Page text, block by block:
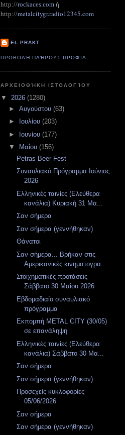
http://rockaces.com ή
http://metalcitygr.radio12345.com
EL PRAKT
ΠΡΟΒΟΛΉ ΠΛΉΡΟΥΣ ΠΡΟΦΊΛ
ΑΡΧΕΙΟΘΉΚΗ ΙΣΤΟΛΟΓΊΟΥ
▼ 2026 (1280)
► Αυγούστου (63)
►
Ιουλίου (203)
►
Ιουνίου (177)
▼
Μαΐου (156)
Petras Beer Fest
Συναυλιακό Πρόγραμμα Ιούνιος
2026
Ελληνικές ταινίες (Ελεύθερα
κανάλια) Κυριακή 31 Μα...
Σαν σήμερα
Σαν σήμερα (γεννήθηκαν)
Θάνατοι
Σαν σήμερα... Βρήκαν στις
Αμερικανικές κινηματογρα...
Στοιχηματικές προτάσεις
Σάββατο 30 Μαΐου 2026
Εβδομαδιαίο συναυλιακό
πρόγραμμα
Εκπομπή METAL CITY (30/05)
σε επανάληψη
Ελληνικές ταινίες (Ελεύθερα
κανάλια) Σάββατο 30 Μα...
Σαν σήμερα
Σαν σήμερα (γεννήθηκαν)
Προσεχείς κυκλοφορίες
05/06/2026
Σαν σήμερα
Σαν σήμερα (γεννήθηκαν)